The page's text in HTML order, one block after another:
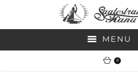
MENU
SOFORTBUCHUNG-TOUREN
0